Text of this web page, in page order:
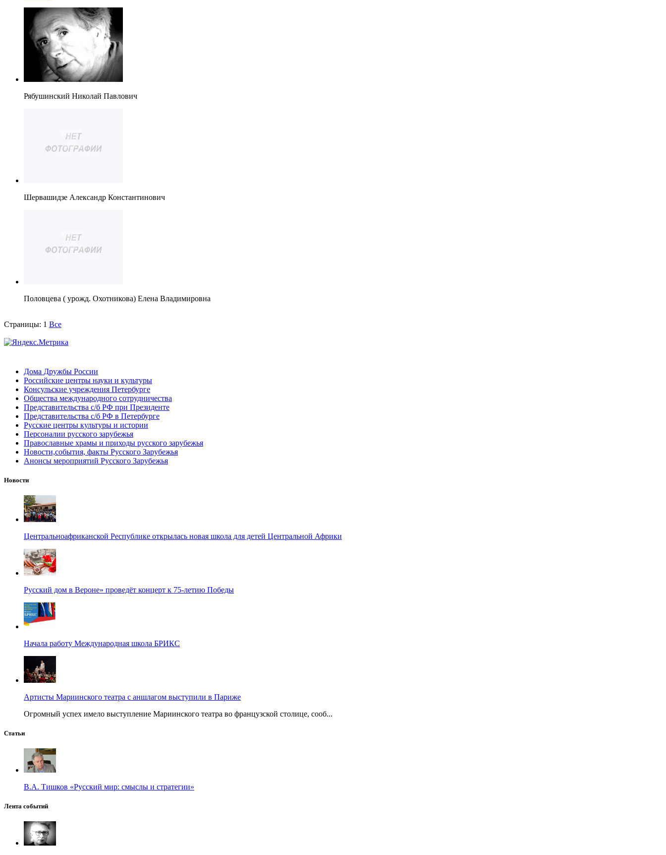
Рябушинский Николай Павлович
Шервашидзе Александр Константинович
Половцева ( урожд. Охотникова) Елена Владимировна
Страницы: 1 Все
Дома Дружбы России
Российские центры науки и культуры
Консульские учреждения Петербурге
Общества международного сотрудничества
Представительства с/б РФ при Президенте
Представительства с/б РФ в Петербурге
Русские центры культуры и истории
Персоналии русского зарубежья
Православные храмы и приходы русского зарубежья
Новости,события, факты Русского Зарубежья
Анонсы мероприятий Русского Зарубежья
Новости
Центральноафриканской Республике открылась новая школа для детей Центральной Африки
Русский дом в Вероне» проведёт концерт к 75-летию Победы
Начала работу Международная школа БРИКС
Артисты Мариинского театра с аншлагом выступили в Париже
Огромный успех имело выступление Мариинского театра во французской столице, сооб...
Статьи
В.А. Тишков «Русский мир: смыслы и стратегии»
Лента событий